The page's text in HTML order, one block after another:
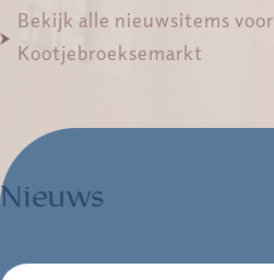
Bekijk alle nieuwsitems voor
Kootjebroeksemarkt
Nieuws